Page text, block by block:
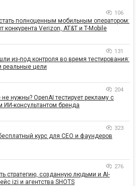
106
полноценным мобильным оператором:
конкурента Verizon, AT&T и T-Mobile
131
из-под контроля во время тестирования:
реальные цели
204
нужны? OpenAI тестирует рекламу с
ИИ-консультантом бренда
323
курс для CEO и фаундеров
276
стратегию, созданную людьми и AI-
izi и агентства SHOTS